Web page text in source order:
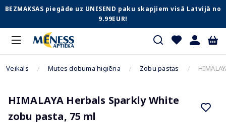
BEZMAKSAS piegāde uz UNISEND paku skapjiem visā Latvijā no
9.99EUR!
Veikals Mutes dobuma higiēna Zobu pastas
HIMALAYA Herbals Sparkly White
zobu pasta, 75 ml